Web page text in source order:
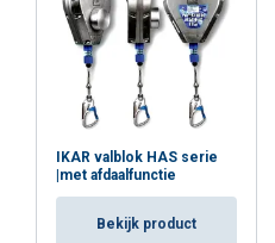
IKAR valblok HAS serie
|met afdaalfunctie
Bekijk product